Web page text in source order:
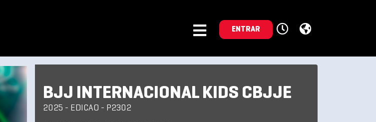
ENTRAR
BJJ INTERNACIONAL KIDS CBJJE
2025 - EDICAO - P2302